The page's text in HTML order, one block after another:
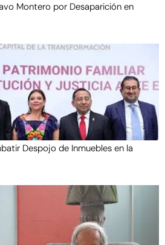
Montero por Desaparición en
Despojo de Inmuebles en la